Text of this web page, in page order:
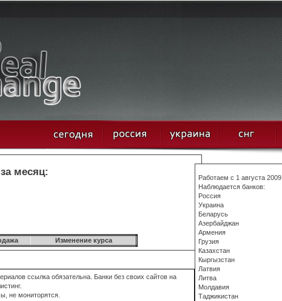
месяц:
Изменение курса
ссылка обязательна. Банки без своих сайтов на
не мониторятся.
Работаем с 1 августа 2009
Наблюдается банков:
Россия
Украина
Беларусь
Азербайджан
Армения
Грузия
Казахстан
Кыргызстан
Латвия
Литва
Молдавия
Таджикистан